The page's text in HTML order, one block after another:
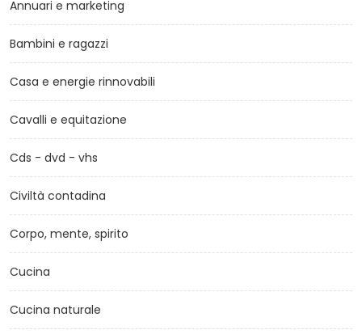
Annuari e marketing
Bambini e ragazzi
Casa e energie rinnovabili
Cavalli e equitazione
Cds - dvd - vhs
Civiltà contadina
Corpo, mente, spirito
Cucina
Cucina naturale